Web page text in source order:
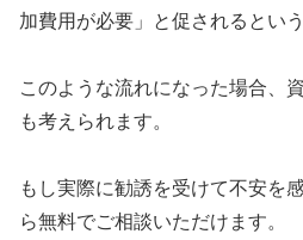
加費用が必要」と促されるとい
このような流れになった場合、
も考えられます。
もし実際に勧誘を受けて不安を
ら無料でご相談いただけます。